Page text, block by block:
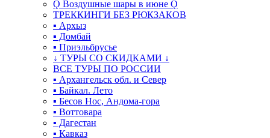
Ǫ Воздушные шары в июне Ǫ
ТРЕККИНГИ БЕЗ РЮКЗАКОВ
▪ Архыз
▪ Домбай
▪ Приэльбрусье
↓ ТУРЫ СО СКИДКАМИ ↓
ВСЕ ТУРЫ ПО РОССИИ
▪ Архангельск обл. и Север
▪ Байкал. Лето
▪ Бесов Нос, Андома-гора
▪ Воттовара
▪ Дагестан
▪ Кавказ